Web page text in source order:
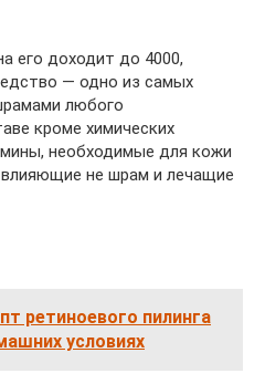
его доходит до 4000,
— одно из самых
любого
кроме химических
необходимые для кожи
не шрам и лечащие
ретиноевого пилинга
условиях